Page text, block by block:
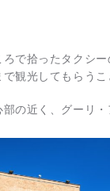
で拾ったタクシ
観光してもらうこ
の近く、グーリ